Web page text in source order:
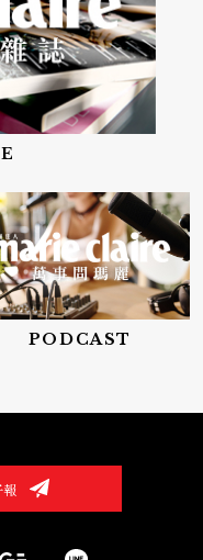
PODCAST
報